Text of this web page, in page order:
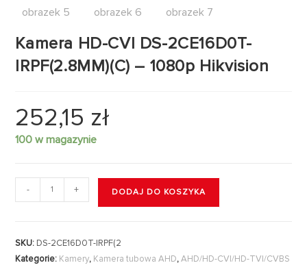
Kamera HD-CVI DS-2CE16D0T-
IRPF(2.8MM)(C) – 1080p Hikvision
252,15 zł
100 w magazynie
- + DODAJ DO KOSZYKA
SKU: DS-2CE16D0T-IRPF(2
Kategorie: Kamery, Kamera tubowa AHD,AHD/HD-CVI/HD-TVI/CVBS